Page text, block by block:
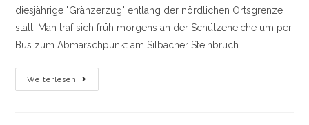
diesjährige "Gränzerzug" entlang der nördlichen Ortsgrenze
statt. Man traf sich früh morgens an der Schützeneiche um per
Bus zum Abmarschpunkt am Silbacher Steinbruch…
Weiterlesen
„Gränzerzug“
Am